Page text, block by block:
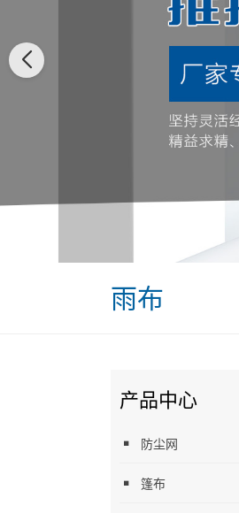
雨布
产品中心
防尘网
篷布